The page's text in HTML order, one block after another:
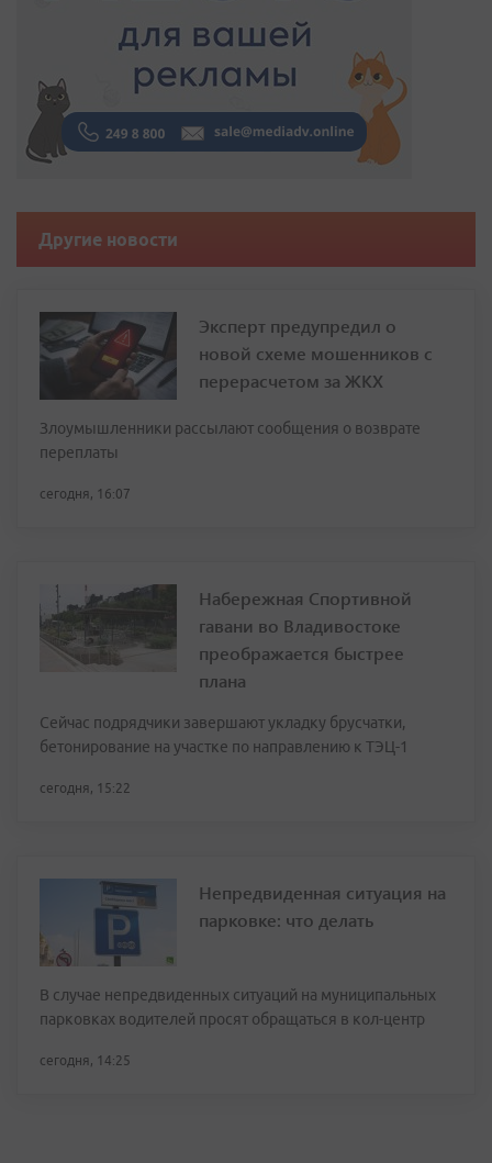
Другие новости
Эксперт предупредил о
новой схеме мошенников с
перерасчетом за ЖКХ
Злоумышленники рассылают сообщения о возврате
переплаты
сегодня, 16:07
Набережная Спортивной
гавани во Владивостоке
преображается быстрее
плана
Сейчас подрядчики завершают укладку брусчатки,
бетонирование на участке по направлению к ТЭЦ-1
сегодня, 15:22
Непредвиденная ситуация на
парковке: что делать
В случае непредвиденных ситуаций на муниципальных
парковках водителей просят обращаться в кол-центр
сегодня, 14:25